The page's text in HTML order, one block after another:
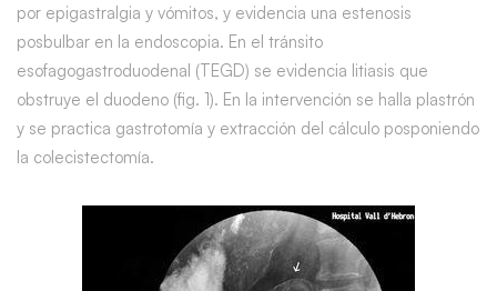
por epigastralgia y vómitos, y evidencia una estenosis
posbulbar en la endoscopia. En el tránsito
esofagogastroduodenal (TEGD) se evidencia litiasis que
obstruye el duodeno (fig. 1). En la intervención se halla plastrón
y se practica gastrotomía y extracción del cálculo posponiendo
la colecistectomía.